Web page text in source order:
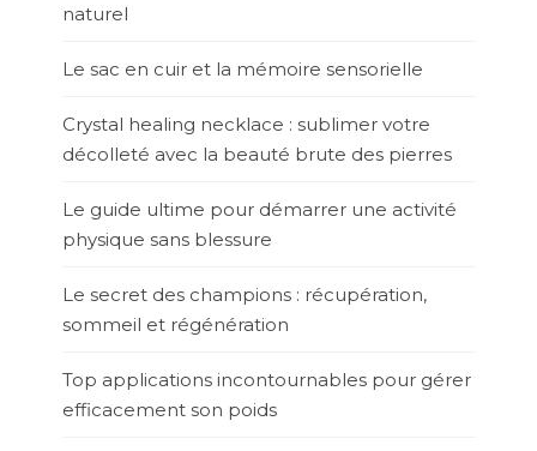
naturel
Le sac en cuir et la mémoire sensorielle
Crystal healing necklace : sublimer votre
décolleté avec la beauté brute des pierres
Le guide ultime pour démarrer une activité
physique sans blessure
Le secret des champions : récupération,
sommeil et régénération
Top applications incontournables pour gérer
efficacement son poids